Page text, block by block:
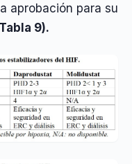
aprobación para su
9).